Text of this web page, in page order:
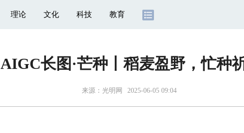
理论 文化 科技 教育
AIGC长图·芒种丨稻麦盈野，忙种
来源： 光明网 2025-06-05 09:04